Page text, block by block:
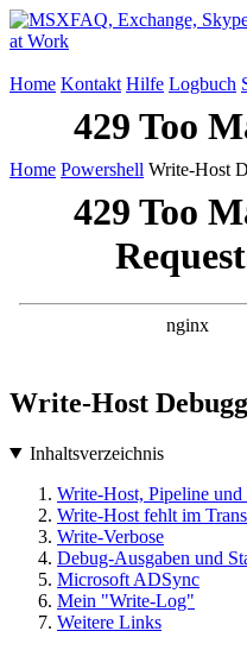
Home Kontakt Hilfe Logbuch
Home Powershell Write-Host
Write-Host
Inhaltsverzeichnis
Write-Host, Pipeline und
Write-Host fehlt im
Write-Verbose
Debug-Ausgaben und
Microsoft ADSync
Mein "Write-Log"
Weitere Links